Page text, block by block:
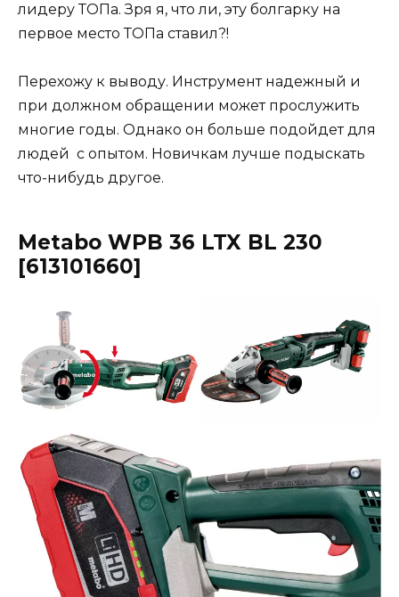
лидеру ТОПа. Зря я, что ли, эту болгарку на
первое место ТОПа ставил?!
Перехожу к выводу. Инструмент надежный и
при должном обращении может прослужить
многие годы. Однако он больше подойдет для
людей с опытом. Новичкам лучше подыскать
что-нибудь другое.
Metabo WPB 36 LTX BL 230
[613101660]